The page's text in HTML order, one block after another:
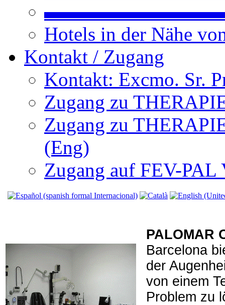
Hotels in der Nähe
Kontakt / Zugang
Kontakt: Excmo. Sr.
Zugang zu
Zugang zu
(Eng)
Zugang auf FEV-PAL
PALOMAR
Barcelona
der
von einem
Problem zu